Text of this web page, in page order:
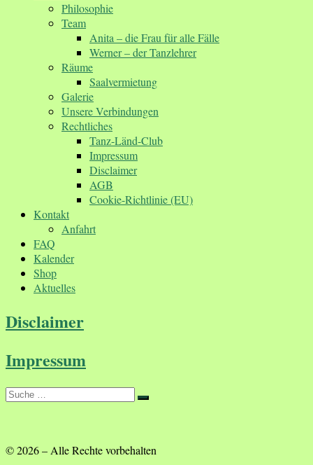
Philosophie
Team
Anita – die Frau für alle Fälle
Werner – der Tanzlehrer
Räume
Saalvermietung
Galerie
Unsere Verbindungen
Rechtliches
Tanz-Länd-Club
Impressum
Disclaimer
AGB
Cookie-Richtlinie (EU)
Kontakt
Anfahrt
FAQ
Kalender
Shop
Aktuelles
Disclaimer
Impressum
Suche
Suche
© 2026– Alle Rechte vorbehalten